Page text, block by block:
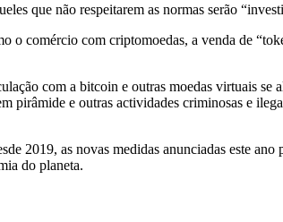
que não respeitarem as normas serão
comércio com criptomoedas, a venda de
com a bitcoin e outras moedas virtuais
pirâmide e outras actividades criminosas e
2019, as novas medidas anunciadas este
do planeta.